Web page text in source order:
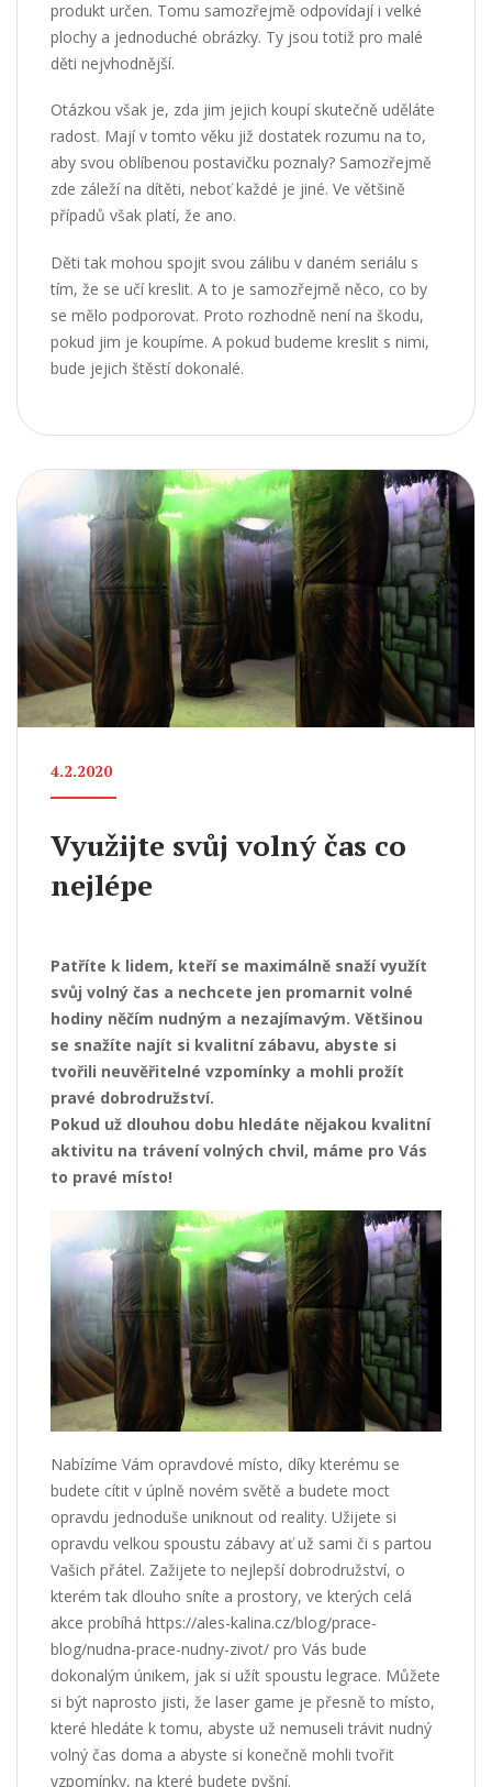
produkt určen. Tomu samozřejmě odpovídají i velké
plochy a jednoduché obrázky. Ty jsou totiž pro malé
děti nejvhodnější.
Otázkou však je, zda jim jejich koupí skutečně uděláte
radost. Mají v tomto věku již dostatek rozumu na to,
aby svou oblíbenou postavičku poznaly? Samozřejmě
zde záleží na dítěti, neboť každé je jiné. Ve většině
případů však platí, že ano.
Děti tak mohou spojit svou zálibu v daném seriálu s
tím, že se učí kreslit. A to je samozřejmě něco, co by
se mělo podporovat. Proto rozhodně není na škodu,
pokud jim je koupíme. A pokud budeme kreslit s nimi,
bude jejich štěstí dokonalé.
4.2.2020
Využijte svůj volný čas co
nejlépe
Patříte k lidem, kteří se maximálně snaží využít
svůj volný čas a nechcete jen promarnit volné
hodiny něčím nudným a nezajímavým. Většinou
se snažíte najít si kvalitní zábavu, abyste si
tvořili neuvěřitelné vzpomínky a mohli prožít
pravé dobrodružství.
Pokud už dlouhou dobu hledáte nějakou kvalitní
aktivitu na trávení volných chvil, máme pro Vás
to pravé místo!
Nabízíme Vám opravdové místo, díky kterému se
budete cítit v úplně novém světě a budete moct
opravdu jednoduše uniknout od reality. Užijete si
opravdu velkou spoustu zábavy ať už sami či s partou
Vašich přátel. Zažijete to nejlepší dobrodružství, o
kterém tak dlouho sníte a prostory, ve kterých celá
akce probíhá https://ales-kalina.cz/blog/prace-
blog/nudna-prace-nudny-zivot/ pro Vás bude
dokonalým únikem, jak si užít spoustu legrace. Můžete
si být naprosto jisti, že laser game je přesně to místo,
které hledáte k tomu, abyste už nemuseli trávit nudný
volný čas doma a abyste si konečně mohli tvořit
vzpomínky, na které budete pyšní.